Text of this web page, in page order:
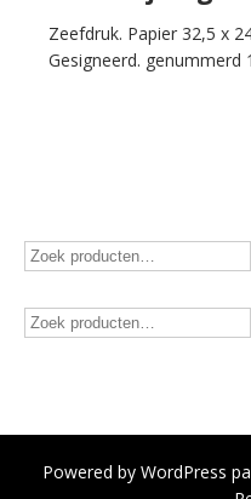
Zeefdruk. Papier 32,5 x
Gesigneerd. genummerd
Zoeken
naar:
Zoeken
naar:
Powered by WordPress